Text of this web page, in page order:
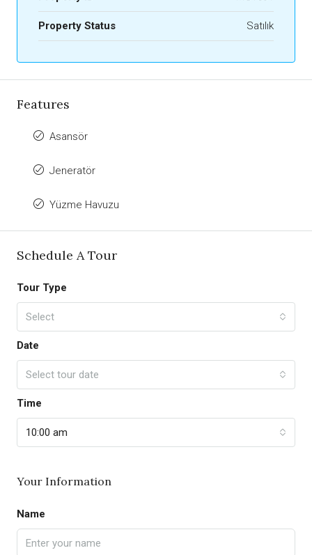
Property Status Satılık
Features
Asansör
Jeneratör
Yüzme Havuzu
Schedule A Tour
Tour Type
Select
Date
Select tour date
Time
10:00 am
Your Information
Name